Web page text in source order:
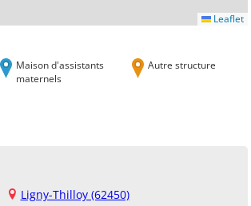
Leaflet
Maison d'assistants
maternels
Autre structure
Ligny-Thilloy (62450)